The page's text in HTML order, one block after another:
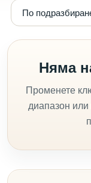
Няма
Променете
диапазон или